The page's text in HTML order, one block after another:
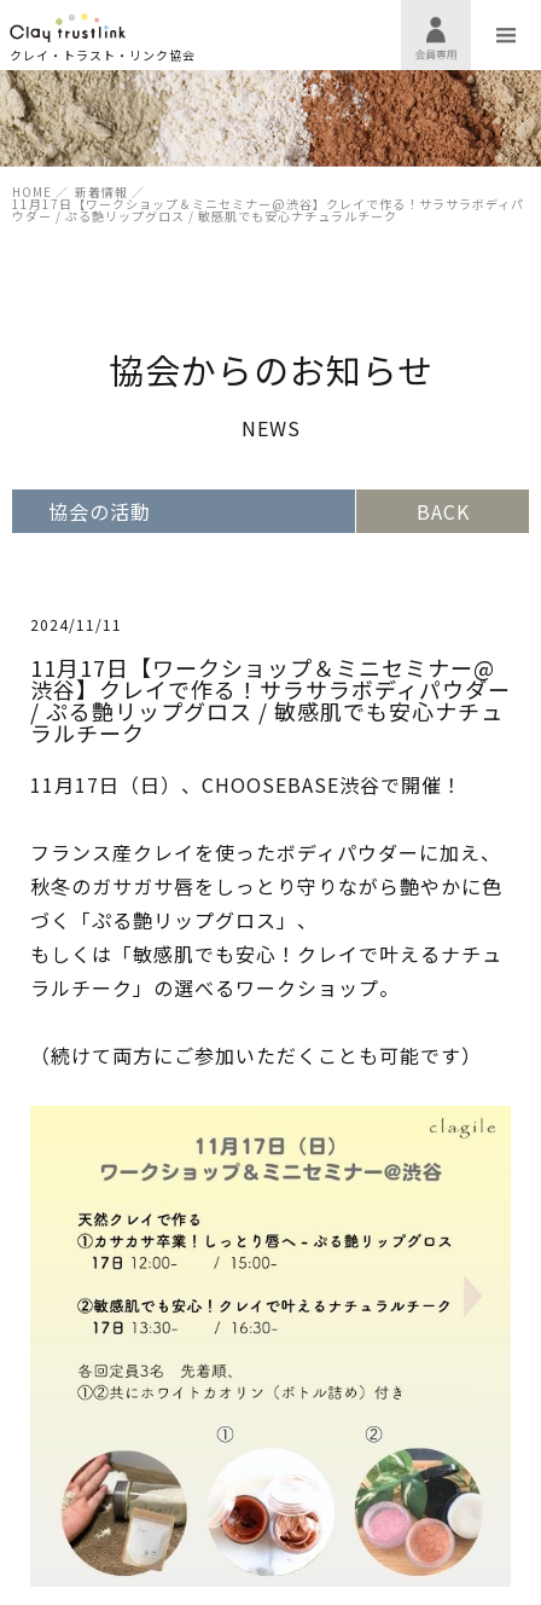
クレイ・トラスト・リンク協会
HOME ／ 新着情報 ／
11月17日【ワークショップ＆ミニセミナー@渋谷】クレイで作る！サラサラボディパ
ウダー / ぷる艶リップグロス / 敏感肌でも安心ナチュラルチーク
協会からのお知らせ
NEWS
協会の活動 BACK
2024/11/11
11月17日【ワークショップ＆ミニセミナー@
渋谷】クレイで作る！サラサラボディパウダー
/ ぷる艶リップグロス / 敏感肌でも安心ナチュ
ラルチーク
11月17日（日）、CHOOSEBASE渋谷で開催！
フランス産クレイを使ったボディパウダーに加え、
秋冬のガサガサ唇をしっとり守りながら艶やかに色
づく「ぷる艶リップグロス」、
もしくは「敏感肌でも安心！クレイで叶えるナチュ
ラルチーク」の選べるワークショップ。
（続けて両方にご参加いただくことも可能です）